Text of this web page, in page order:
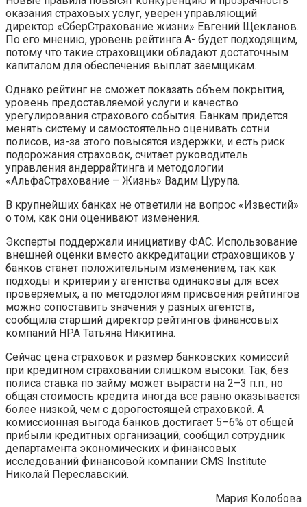
оказания страховых услуг, уверен управляющий
директор «СберСтрахование жизни» Евгений Щекланов.
По его мнению, уровень рейтинга А- будет подходящим,
потому что такие страховщики обладают достаточным
капиталом для обеспечения выплат заемщикам.
Однако рейтинг не сможет показать объем покрытия,
уровень предоставляемой услуги и качество
урегулирования страхового события. Банкам придется
менять систему и самостоятельно оценивать сотни
полисов, из-за этого повысятся издержки, и есть риск
подорожания страховок, считает руководитель
управления андеррайтинга и методологии
«АльфаСтрахование – Жизнь» Вадим Цурупа.
В крупнейших банках не ответили на вопрос «Известий»
о том, как они оценивают изменения.
Эксперты поддержали инициативу ФАС. Использование
внешней оценки вместо аккредитации страховщиков у
банков станет положительным изменением, так как
подходы и критерии у агентства одинаковы для всех
проверяемых, а по методологиям присвоения рейтингов
можно сопоставить значения у разных агентств,
сообщила старший директор рейтингов финансовых
компаний НРА Татьяна Никитина.
Сейчас цена страховок и размер банковских комиссий
при кредитном страховании слишком высоки. Так, без
полиса ставка по займу может вырасти на 2–3 п.п., но
общая стоимость кредита иногда все равно оказывается
более низкой, чем с дорогостоящей страховкой. А
комиссионная выгода банков достигает 5–6% от общей
прибыли кредитных организаций, сообщил сотрудник
департамента экономических и финансовых
исследований финансовой компании CMS Institute
Николай Переславский.
Мария Колобова